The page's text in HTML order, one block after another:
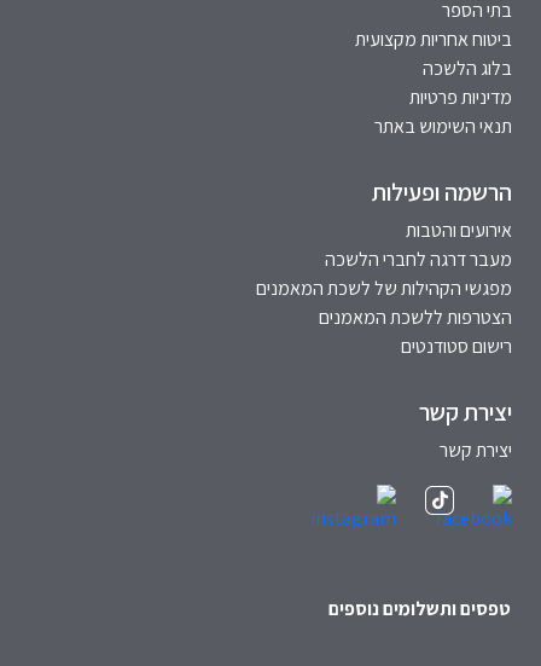
בתי הספר
ביטוח אחריות מקצועית
בלוג הלשכה
מדיניות פרטיות
תנאי השימוש באתר
הרשמה ופעילות
אירועים והטבות
מעבר דרגה לחברי הלשכה
מפגשי הקהילות של לשכת המאמנים
הצטרפות ללשכת המאמנים
רישום סטודנטים
יצירת קשר
יצירת קשר
טפסים ותשלומים נוספים